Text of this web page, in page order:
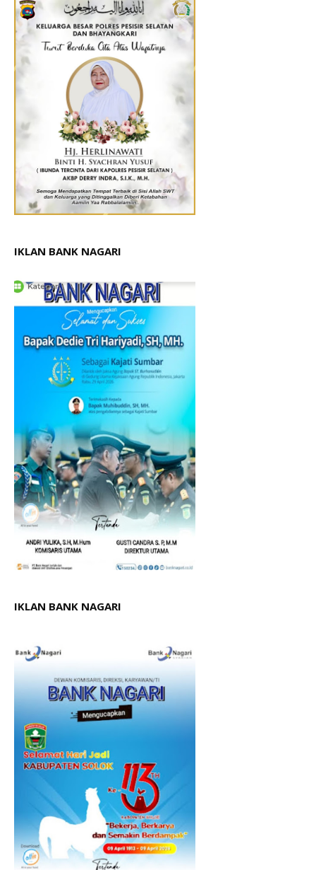
IKLAN BANK NAGARI
IKLAN BANK NAGARI